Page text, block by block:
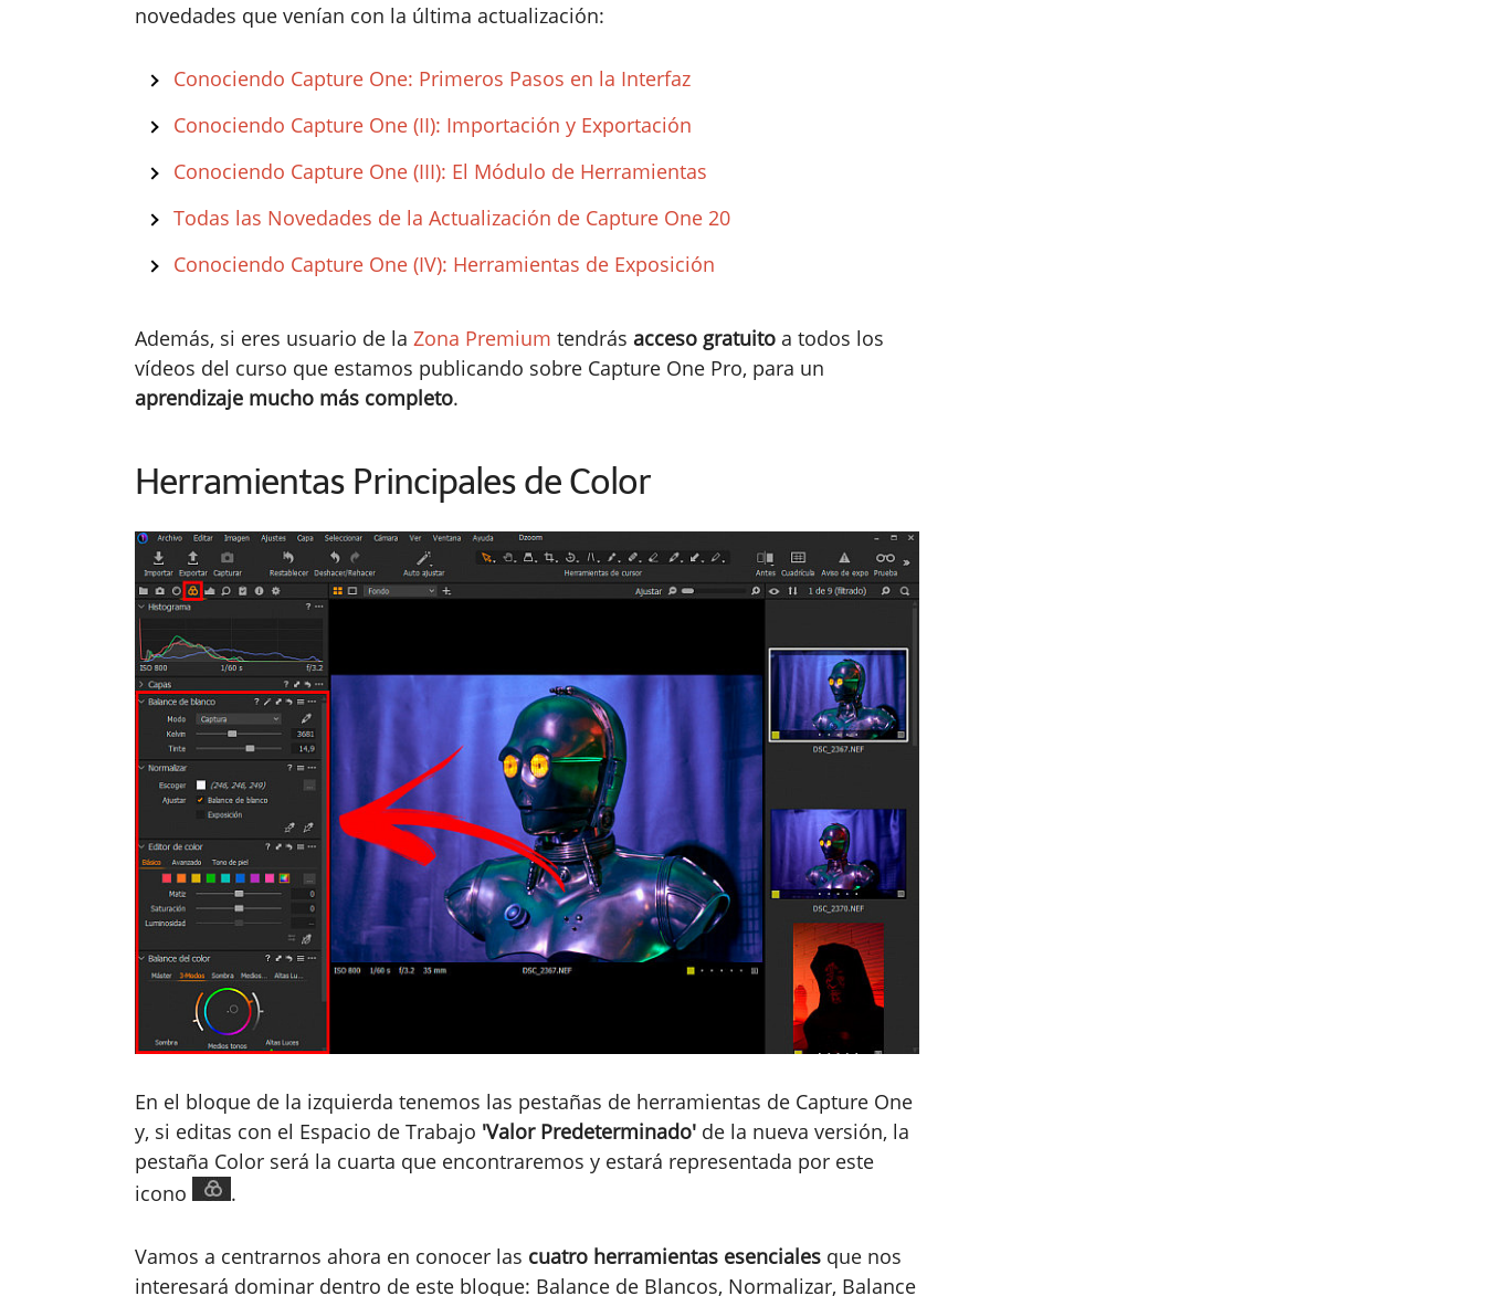
novedades que venían con la última actualización:
Conociendo Capture One: Primeros Pasos en la Interfaz
Conociendo Capture One (II): Importación y Exportación
Conociendo Capture One (III): El Módulo de Herramientas
Todas las Novedades de la Actualización de Capture One 20
Conociendo Capture One (IV): Herramientas de Exposición
Además, si eres usuario de la Zona Premium tendrás acceso gratuito a todos los
vídeos del curso que estamos publicando sobre Capture One Pro, para un
aprendizaje mucho más completo.
Herramientas Principales de Color
En el bloque de la izquierda tenemos las pestañas de herramientas de Capture One
y, si editas con el Espacio de Trabajo 'Valor Predeterminado' de la nueva versión, la
pestaña Color será la cuarta que encontraremos y estará representada por este
icono
.
Vamos a centrarnos ahora en conocer las cuatro herramientas esenciales que nos
interesará dominar dentro de este bloque: Balance de Blancos, Normalizar, Balance